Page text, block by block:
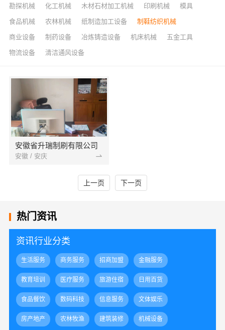
勘探机械 化工机械 木材石材加工机械 印刷机械 模具
食品机械 农林机械 纸制造加工设备 制鞋纺织机械
商业设备 制药设备 冶炼铸造设备 机床机械 五金工具
物流设备 清洁通风设备
安徽省升瑞制刷有限公司
安徽 / 安庆
上一页 下一页
热门资讯
资讯行业分类
生活服务 商务服务 招商加盟 金融服务
教育培训 医疗服务 旅游住宿 日用百货
食品餐饮 数码科技 信息服务 文体娱乐
房产地产 农林牧渔 建筑装修 机械设备